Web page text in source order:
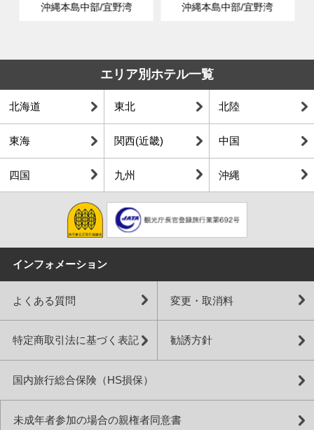
沖縄本島中部/宜野湾 沖縄本島中部/宜野湾
エリア別ホテル一覧
北海道 東北 北陸
東海 関西(近畿) 中国
四国 九州 沖縄
インフォメーション
よくある質問 変更・取消料
特定商取引法に基づく表記 勧誘方針
国内旅行総合保険（HS損保）
未成年者参加の場合の親権者同意書